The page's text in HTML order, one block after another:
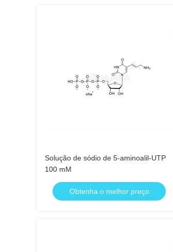
Solução de sódio de 5-aminoalil-UTP
100 mM
Obtenha o melhor preço